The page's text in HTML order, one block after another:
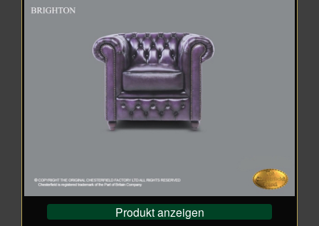
Produkt anzeigen